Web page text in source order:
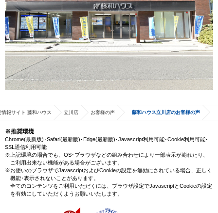
報サイト 藤和ハウス 立川店 お客様の声 藤和ハウス立川店のお客様の声
※推奨環境
Chrome(最新版)･Safari(最新版)･Edge(最新版)･Javascript利用可能･Cookie利用可能･
SSL通信利用可能
※上記環境の場合でも、OS･ブラウザなどの組み合わせにより一部表示が崩れたり、
ご利用出来ない機能がある場合がございます。
※お使いのブラウザでJavascriptおよびCookieの設定を無効にされている場合、正しく
機能･表示されないことがあります。
全てのコンテンツをご利用いただくには、ブラウザ設定でJavascriptとCookieの設定
を有効にしていただくようお願いいたします。